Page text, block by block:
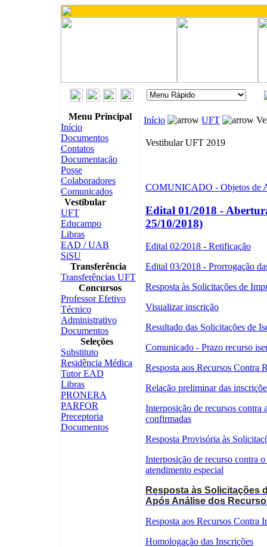
Menu Principal
Início
Documentos
Contatos
Documentação
Posse
Colaboradores
Comunicados
Vestibular
UFT
Educampo
Libras
EAD / UAB
SiSU
Transferência
Transferências UFT
Concursos
Professor Efetivo
Técnico
Administrativo
Documentos
Seleções
Substituto
Residência Médica
Tutor EAD
Libras
PRONERA
PARFOR
Preceptoria
Documentos
Início UFT
Vestibular UFT 2019
COMUNICADO - Objetos de
Edital 01/2018 -
25/10/2018)
Edital 02/2018 - Retificação
Edital 03/2018 - Prorrogação
Resposta às Solicitações de
Visualizar inscrição
Resultado das Solicitações de
Comunicado - Prazo recurso
Resposta aos Recursos Contra
Relação preliminar das
Interposição de recursos contra
confirmadas
Resposta Provisória às
Interposição de recurso contra
atendimento especial
Resposta às Solicitações
Após Análise dos
Resposta aos Recursos Contra
Homologação das Inscrições